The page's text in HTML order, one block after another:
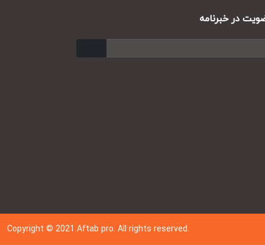
در خبرنامه
Copyright © 202 1Aftab pro. All rights reserved.